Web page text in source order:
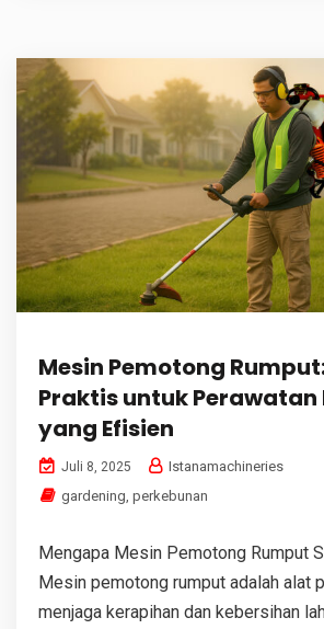
Mesin Pemotong
Praktis untuk Perawatan
yang Efisien
Juli 8, 2025
Istanamachineries
gardening perkebunan
Mengapa Mesin Pemotong Rumput
Mesin pemotong rumput adalah alat
menjaga kerapihan dan kebersihan